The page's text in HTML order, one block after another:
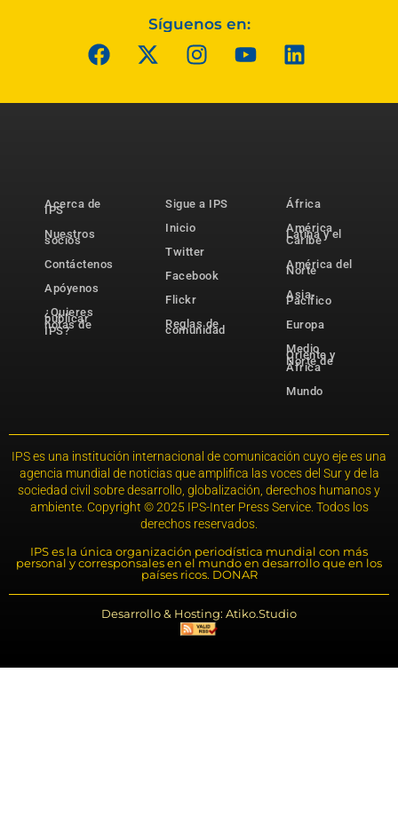
Síguenos en:
Acerca de
IPS
Nuestros
socios
Contáctenos
Apóyenos
¿Quieres
publicar
notas de
IPS?
Sigue a IPS
Inicio
Twitter
Facebook
Flickr
Reglas de
comunidad
África
América
Latina y el
Caribe
América del
Norte
Asia-
Pacífico
Europa
Medio
Oriente y
Norte de
África
Mundo
IPS es una institución internacional de comunicación cuyo eje es una
agencia mundial de noticias que amplifica las voces del Sur y de la
sociedad civil sobre desarrollo, globalización, derechos humanos y
ambiente. Copyright © 2025 IPS-Inter Press Service. Todos los
derechos reservados.
IPS es la única organización periodística mundial con más
personal y corresponsales en el mundo en desarrollo que en los
países ricos. DONAR
Desarrollo & Hosting: Atiko.Studio